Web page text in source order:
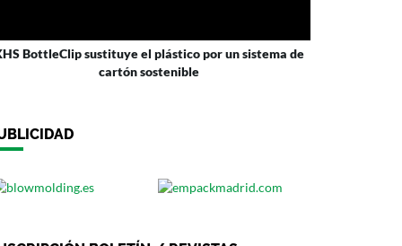
BottleClip sustituye el plástico por un sistema de
cartón sostenible